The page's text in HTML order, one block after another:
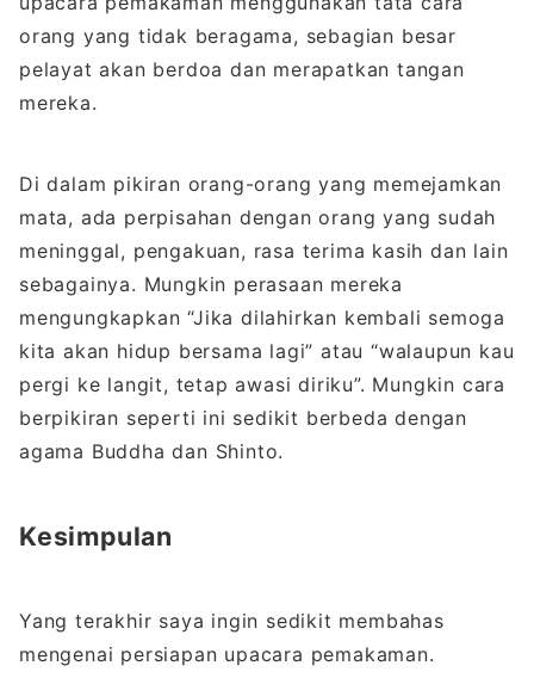
orang yang tidak beragama, sebagian besar
pelayat akan berdoa dan merapatkan tangan
mereka.
Di dalam pikiran orang-orang yang memejamkan
mata, ada perpisahan dengan orang yang sudah
meninggal, pengakuan, rasa terima kasih dan lain
sebagainya. Mungkin perasaan mereka
mengungkapkan “Jika dilahirkan kembali semoga
kita akan hidup bersama lagi” atau “walaupun kau
pergi ke langit, tetap awasi diriku”. Mungkin cara
berpikiran seperti ini sedikit berbeda dengan
agama Buddha dan Shinto.
Kesimpulan
Yang terakhir saya ingin sedikit membahas
mengenai persiapan upacara pemakaman.